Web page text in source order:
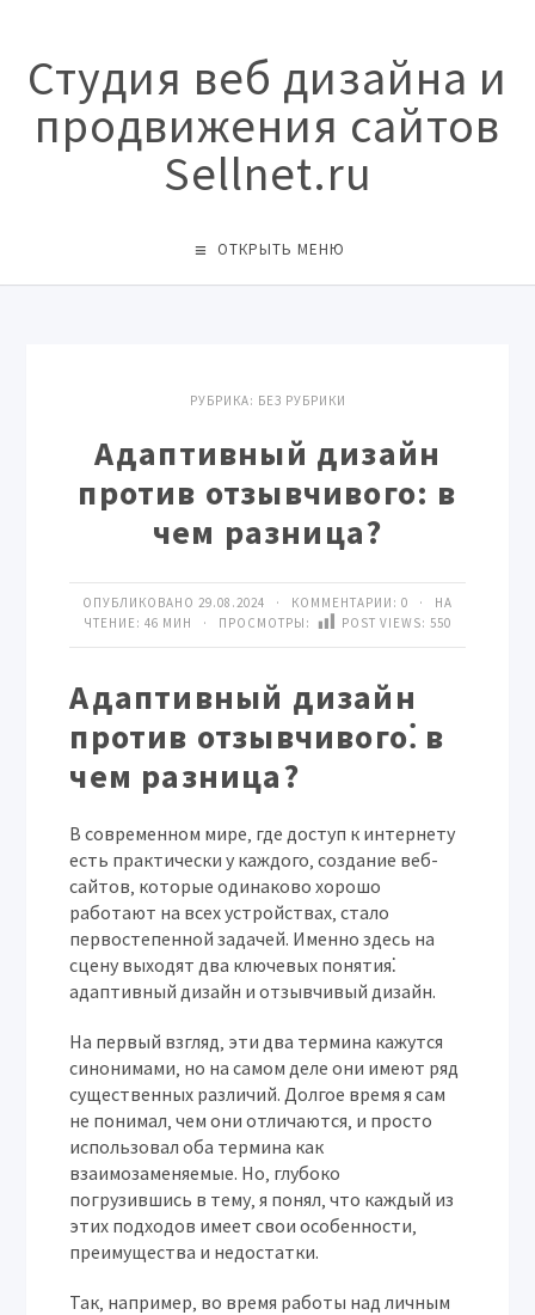
Студия веб дизайна и
продвижения сайтов
Sellnet.ru
ОТКРЫТЬ МЕНЮ
РУБРИКА: БЕЗ РУБРИКИ
Адаптивный дизайн
против отзывчивого: в
чем разница?
ОПУБЛИКОВАНО 29.08.2024 · КОММЕНТАРИИ: 0 · НА
ЧТЕНИЕ: 46 МИН · ПРОСМОТРЫ:
POST VIEWS: 550
Адаптивный дизайн
против отзывчивого⁚ в
чем разница?
В современном мире‚ где доступ к интернету
есть практически у каждого‚ создание веб-
сайтов‚ которые одинаково хорошо
работают на всех устройствах‚ стало
первостепенной задачей. Именно здесь на
сцену выходят два ключевых понятия⁚
адаптивный дизайн и отзывчивый дизайн.
На первый взгляд‚ эти два термина кажутся
синонимами‚ но на самом деле они имеют ряд
существенных различий. Долгое время я сам
не понимал‚ чем они отличаются‚ и просто
использовал оба термина как
взаимозаменяемые. Но‚ глубоко
погрузившись в тему‚ я понял‚ что каждый из
этих подходов имеет свои особенности‚
преимущества и недостатки.
Так‚ например‚ во время работы над личным